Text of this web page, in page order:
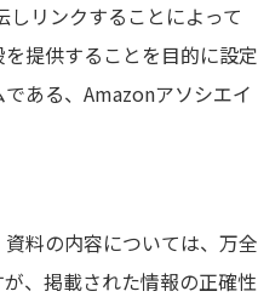
リンクすることによって
提供することを目的に設定
ある、Amazonアソシエイ
料の内容については、万全
、掲載された情報の正確性